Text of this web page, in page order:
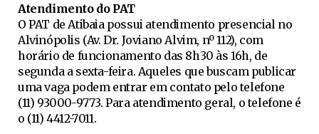
Atendimento do PAT
O PAT de Atibaia possui atendimento presencial no
Alvinópolis (Av. Dr. Joviano Alvim, nº 112), com
horário de funcionamento das 8h30 às 16h, de
segunda a sexta-feira. Aqueles que buscam publicar
uma vaga podem entrar em contato pelo telefone
(11) 93000-9773. Para atendimento geral, o telefone é
o (11) 4412-7011.